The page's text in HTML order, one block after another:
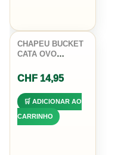
CHAPEU BUCKET
CATA OVO
BORDADO
UNISSEX COPA
CHF 14,95
🛒 ADICIONAR AO
CARRINHO